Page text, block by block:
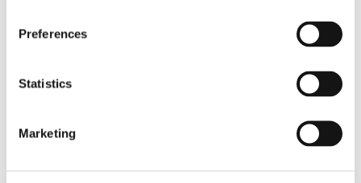
Preferences
Statistics
Marketing